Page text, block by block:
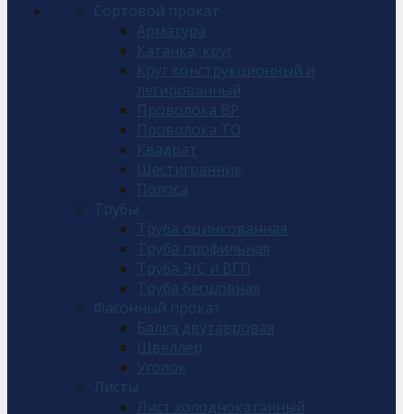
Сортовой прокат
Арматура
Катанка, круг
Круг конструкционный и
легированный
Проволока ВР
Проволока ТО
Квадрат
Шестигранник
Полоса
Трубы
Труба оцинкованная
Труба профильная
Труба Э/С и ВГП
Труба бесшовная
Фасонный прокат
Балка двутавровая
Швеллер
Уголок
Листы
Лист холоднокатанный